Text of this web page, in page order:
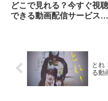
どこで見れる？今すぐ視聴
できる動画配信サービスを
とれ
る動